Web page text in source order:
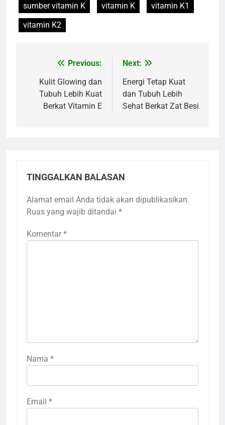
sumber vitamin K
vitamin K
vitamin K1
vitamin K2
Navigasi
pos
Previous:
Kulit Glowing dan
Tubuh Lebih Kuat
Berkat Vitamin E
Next:
Energi Tetap Kuat
dan Tubuh Lebih
Sehat Berkat Zat Besi
TINGGALKAN BALASAN
Alamat email Anda tidak akan dipublikasikan.
Ruas yang wajib ditandai *
Komentar *
Nama *
Email *